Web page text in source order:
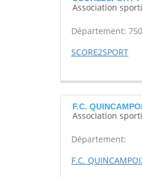
Association
Département:
SCORE2SPORT
F.C.
Association
Département:
F.C.